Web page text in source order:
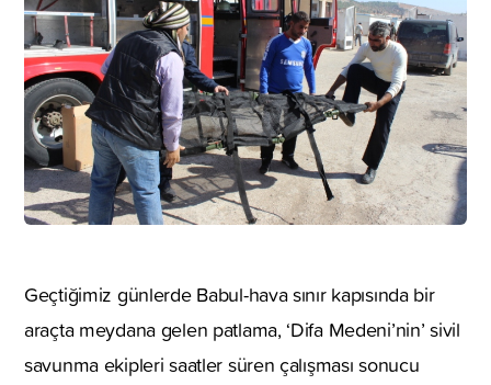
Geçtiğimiz günlerde Babul-hava sınır kapısında bir
araçta meydana gelen patlama, ‘Difa Medeni’nin’ sivil
savunma ekipleri saatler süren çalışması sonucu